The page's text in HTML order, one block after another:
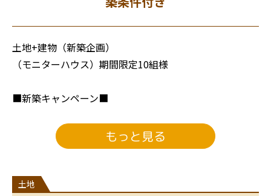
土地+建物（新築企画）
（モニターハウス）期間限定10組様
■新築キャンペーン■
犯ライト、センサーライトプレゼント！ご好評につき8
月31日まで】
販売価格：800万円
もっと見る
土地